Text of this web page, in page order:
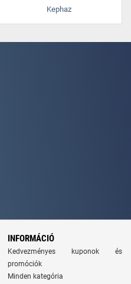
Kephaz
INFORMÁCIÓ
Kedvezményes kuponok és
promóciók
Minden kategória